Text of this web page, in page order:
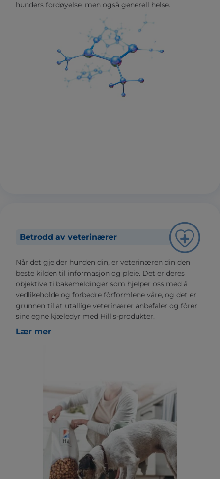
hunders fordøyelse, men også generell helse.
Betrodd av veterinærer
Når det gjelder hunden din, er veterinæren din den
beste kilden til informasjon og pleie. Det er deres
objektive tilbakemeldinger som hjelper oss med å
vedlikeholde og forbedre fôrformlene våre, og det er
grunnen til at utallige veterinærer anbefaler og fôrer
sine egne kjæledyr med Hill's-produkter.
Lær mer